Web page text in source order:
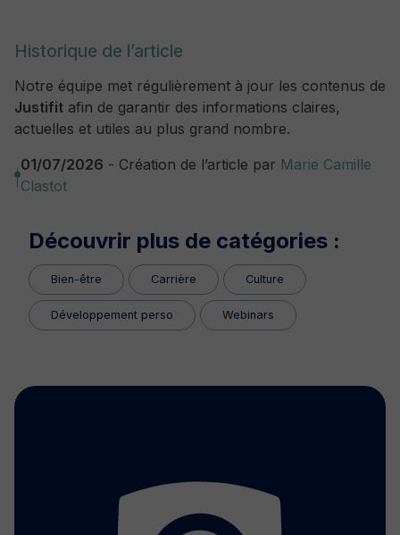
Historique de l’article
Notre équipe met régulièrement à jour les contenus de
Justifit afin de garantir des informations claires,
actuelles et utiles au plus grand nombre.
01/07/2026 - Création de l’article par Marie Camille
Clastot
Découvrir plus de catégories :
Bien-être Carrière Culture
Développement perso Webinars